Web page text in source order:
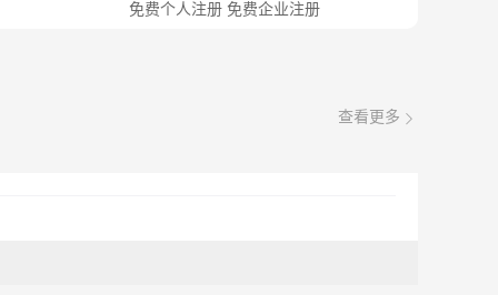
免费个人注册 免费企业注册
查看更多